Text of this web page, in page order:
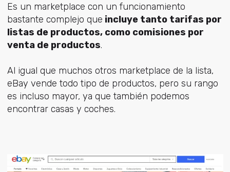
Es un marketplace con un funcionamiento
bastante complejo que incluye tanto tarifas por
listas de productos, como comisiones por
venta de productos.
Al igual que muchos otros marketplace de la lista,
eBay vende todo tipo de productos, pero su rango
es incluso mayor, ya que también podemos
encontrar casas y coches.